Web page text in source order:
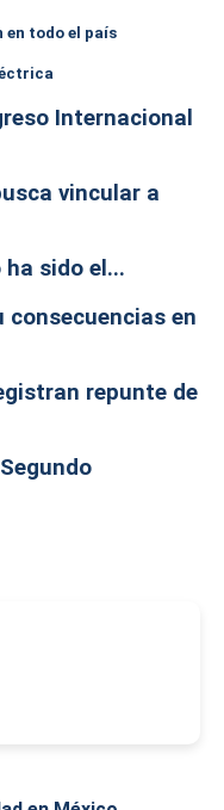
en todo el país
Internacional
vincular a
sido el...
consecuencias en
repunte de